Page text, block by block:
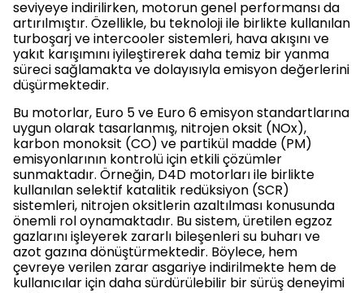
seviyeye indirilirken, motorun genel performansı da
artırılmıştır. Özellikle, bu teknoloji ile birlikte kullanılan
turboşarj ve intercooler sistemleri, hava akışını ve
yakıt karışımını iyileştirerek daha temiz bir yanma
süreci sağlamakta ve dolayısıyla emisyon değerlerini
düşürmektedir.
Bu motorlar, Euro 5 ve Euro 6 emisyon standartlarına
uygun olarak tasarlanmış, nitrojen oksit (NOx),
karbon monoksit (CO) ve partikül madde (PM)
emisyonlarının kontrolü için etkili çözümler
sunmaktadır. Örneğin, D4D motorları ile birlikte
kullanılan selektif katalitik redüksiyon (SCR)
sistemleri, nitrojen oksitlerin azaltılması konusunda
önemli rol oynamaktadır. Bu sistem, üretilen egzoz
gazlarını işleyerek zararlı bileşenleri su buharı ve
azot gazına dönüştürmektedir. Böylece, hem
çevreye verilen zarar asgariye indirilmekte hem de
kullanıcılar için daha sürdürülebilir bir sürüş deneyimi